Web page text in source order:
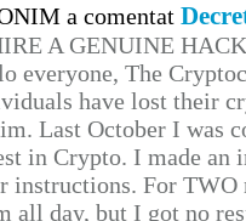
a comentat
A GENUINE
everyone, The
have lost their
Last October I was
in Crypto. I made
instructions. For TWO
all day, but I got no